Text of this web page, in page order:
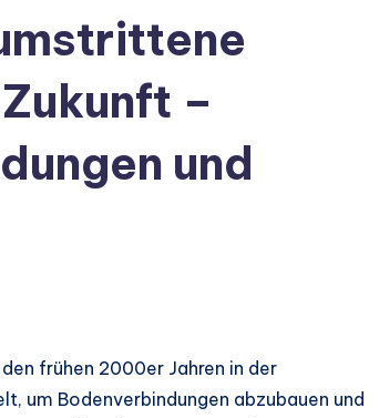
–
und
frühen 2000er Jahren in der
um Bodenverbindungen abzubauen und